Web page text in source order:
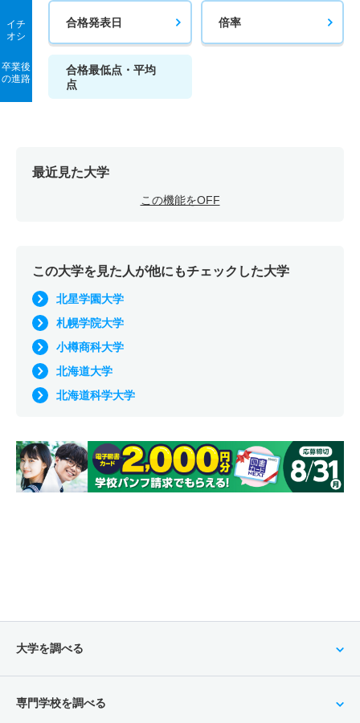
イチ
オシ
卒業後
の進路
合格発表日 倍率
合格最低点・平均
点
最近見た大学
この機能をOFF
この大学を見た人が他にもチェックした大学
北星学園大学
札幌学院大学
小樽商科大学
北海道大学
北海道科学大学
大学を調べる
専門学校を調べる